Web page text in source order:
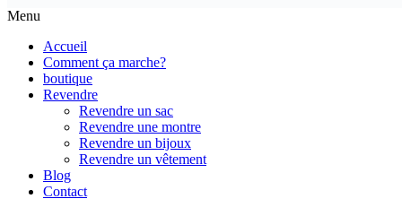
Menu
Accueil
Comment ça marche?
boutique
Revendre
Revendre un sac
Revendre une montre
Revendre un bijoux
Revendre un vêtement
Blog
Contact